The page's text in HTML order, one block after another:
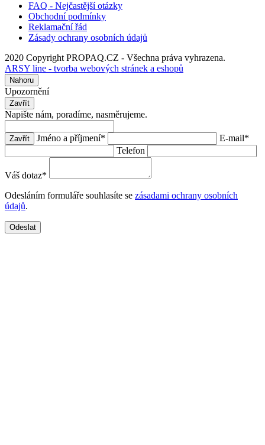
FAQ - Nejčastější otázky
Obchodní podmínky
Reklamační řád
Zásady ochrany osobních údajů
2020 Copyright PROPAQ.CZ - Všechna práva vyhrazena.
ARSY line - tvorba webových stránek a eshopů
Nahoru
Upozornění
Zavřít
Napište nám, poradíme, nasměrujeme.
Zavřít Jméno a příjmení* E-mail*
Telefon
Váš dotaz*
Odesláním formuláře souhlasíte se zásadami ochrany osobních
údajů.
Odeslat